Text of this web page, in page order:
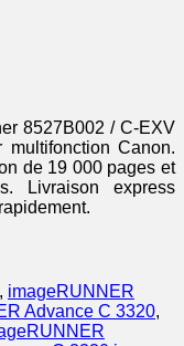
8527B002 / C-EXV
Canon.
de 19 000 pages et
Livraison express
, imageRUNNER
Advance C 3320,